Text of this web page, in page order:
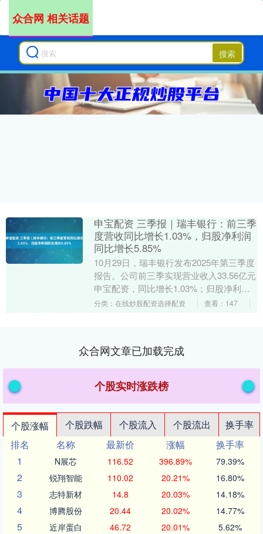
搜索
众合网 相关话题
申宝配资 三季报｜瑞丰银行：前三季
度营收同比增长1.03%，归股净利润
同比增长5.85%
10月29日，瑞丰银行发布2025年第三季度
报告。公司前三季实现营业收入33.56亿元
申宝配资，同比增长1.03%；归股净利润
15.26亿元，同比增长5.85%....
分类：在线炒股配资选择配资 查看：147
众合网文章已加载完成
个股实时涨跌榜
个股涨幅 个股跌幅 个股流入 个股流出
换手率
排名
名称 最新价 涨幅
换手率
1
N展芯 116.52 396.89% 79.39%
2 锐翔智能 110.02 20.21% 16.80%
3 志特新材 14.8 20.03% 14.18%
4 博腾股份 20.44 20.02% 14.77%
5 近岸蛋白 46.72 20.01% 5.62%